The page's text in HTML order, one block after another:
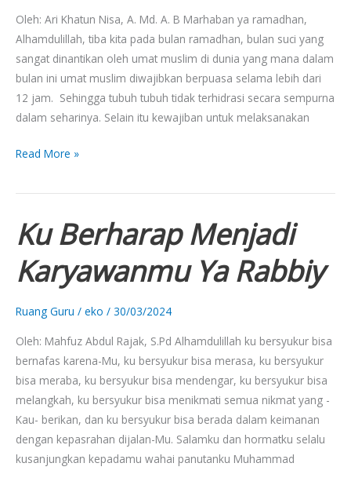
Oleh: Ari Khatun Nisa, A. Md. A. B Marhaban ya ramadhan,
Alhamdulillah, tiba kita pada bulan ramadhan, bulan suci yang
sangat dinantikan oleh umat muslim di dunia yang mana dalam
bulan ini umat muslim diwajibkan berpuasa selama lebih dari
12 jam. Sehingga tubuh tubuh tidak terhidrasi secara sempurna
dalam seharinya. Selain itu kewajiban untuk melaksanakan
Read More »
Ku Berharap Menjadi
Karyawanmu Ya Rabbiy
Ruang Guru / eko / 30/03/2024
Oleh: Mahfuz Abdul Rajak, S.Pd Alhamdulillah ku bersyukur bisa
bernafas karena-Mu, ku bersyukur bisa merasa, ku bersyukur
bisa meraba, ku bersyukur bisa mendengar, ku bersyukur bisa
melangkah, ku bersyukur bisa menikmati semua nikmat yang -
Kau- berikan, dan ku bersyukur bisa berada dalam keimanan
dengan kepasrahan dijalan-Mu. Salamku dan hormatku selalu
kusanjungkan kepadamu wahai panutanku Muhammad
Ku
Berharap
Menjadi
Karyawanmu
Rabbiy